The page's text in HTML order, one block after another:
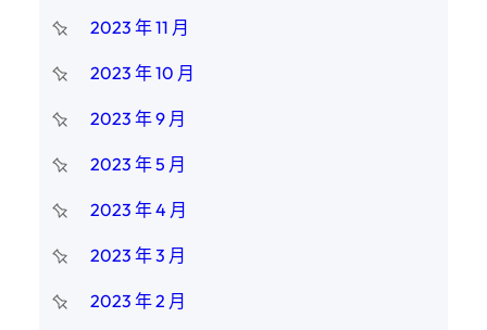
2023 年 11 月
2023 年 10 月
2023 年 9 月
2023 年 5 月
2023 年 4 月
2023 年 3 月
2023 年 2 月